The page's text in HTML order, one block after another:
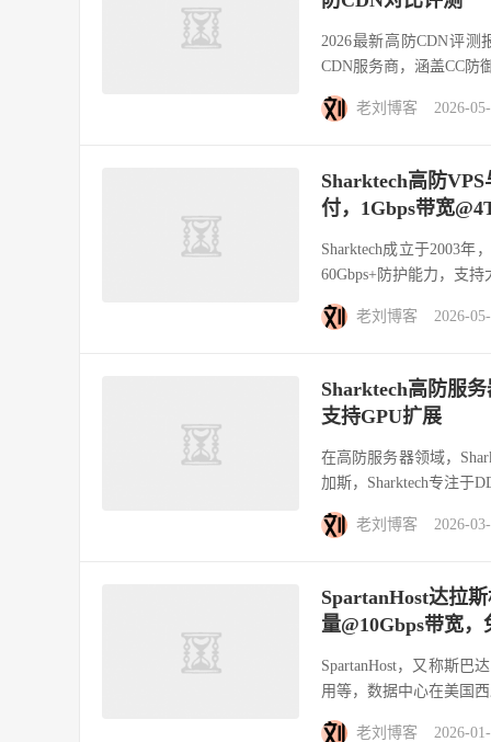
2026最新高防CDN评测
CDN服务商，涵盖CC防
老刘博客 2026-
Sharktech高防
付，1Gbps带宽
Sharktech成立于2003
60Gbps+防护能力，支
老刘博客 2026-
Sharktech高防服
支持GPU扩展
在高防服务器领域，
加斯，Sharktech专注于
老刘博客 2026-
SpartanHost达拉
量@10Gbps带宽，
SpartanHost，又称斯巴
用等，数据中心在美国
老刘博客 2026-